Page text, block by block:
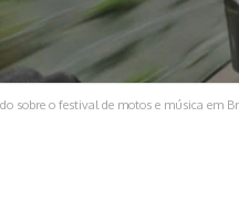
sobre o festival de motos e música em